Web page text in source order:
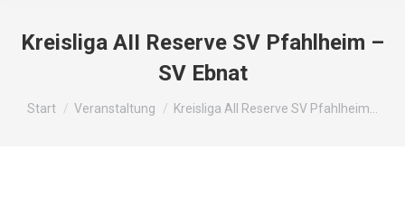
Kreisliga AII Reserve SV Pfahlheim –
SV Ebnat
Sie befinden sich hier:
Start Veranstaltung Kreisliga AII Reserve SV Pfahlheim…